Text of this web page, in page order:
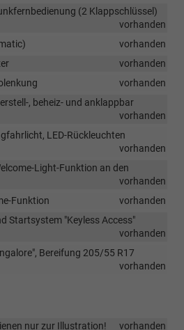
(2 Klappschlüssel)
vorhanden
vorhanden
vorhanden
vorhanden
, beheiz- und anklappbar
vorhanden
LED-Rückleuchten
vorhanden
Light-Funktion an den
vorhanden
Funktion
vorhanden
Startsystem "Keyless Access"
vorhanden
Bereifung 205/55 R17
vorhanden
nur zur Illustration! vorhanden